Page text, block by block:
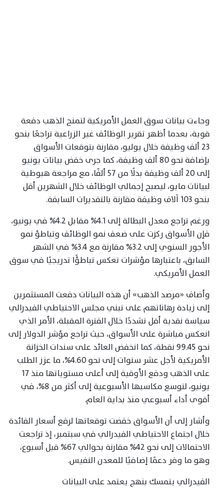
وجاءت بيانات سوق العمل الأمريكية لتمنح الذهب دفعة
قوية، بعدما أظهر تقرير الوظائف غير الزراعية تراجعًا بنحو
23 ألف وظيفة خلال يوليو، مقارنة بتوقعات الأسواق
بإضافة نحو 80 ألف وظيفة، كما جرى خفض بيانات يونيو
إلى 20 ألف وظيفة بدلًا من 57 ألفًا، مع مراجعة هبوطية
لبيانات مايو، ليصبح إجمالي الوظائف خلال الشهرين أقل
بنحو 103 آلاف وظيفة مقارنة بالتقديرات السابقة.
ورغم تراجع معدل البطالة إلى 4.1% مقابل 4.2% في يونيو،
فإن الأسواق ركزت على ضعف نمو الوظائف وتباطؤ نمو
الأجور السنوي إلى 3.2% مقارنة مع 3.4% في الشهر
السابق، باعتبارها مؤشرات تعكس تباطؤًا تدريجيًا في سوق
العمل الأمريكي.
وأضاف «مرصد الذهب» أن هذه البيانات دفعت المستثمرين
إلى زيادة رهاناتهم على تبني مجلس الاحتياطي الفيدرالي
سياسة نقدية أقل تشددًا خلال الفترة المقبلة، الأمر الذي
انعكس مباشرة على الأسواق، حيث تراجع مؤشر الدولار إلى
نحو 99.45 نقطة، كما انخفض العائد على سندات الخزانة
الأمريكية لأجل عشر سنوات إلى نحو 4.60%، ما عزز الطلب
على الذهب ودفع الأوقية إلى أعلى مستوياتها منذ 17
يونيو، لتوسع مكاسبها الأسبوعية إلى أكثر من 8%، في
أقوى أداء أسبوعي منذ بداية العام.
وأشار إلى أن الأسواق خفضت توقعاتها لرفع أسعار الفائدة
خلال اجتماع الاحتياطي الفيدرالي في سبتمبر، إذ تراجعت
الاحتمالات إلى نحو 42% مقارنة بحوالي 67% قبل أسبوع،
وهو ما وفر دعمًا إضافيًا للمعدن النفيس.
الفيدرالي يتمسك بنهج يعتمد على البيانات